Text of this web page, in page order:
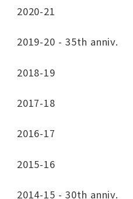
2020-21
2019-20 - 35th anniv.
2018-19
2017-18
2016-17
2015-16
2014-15 - 30th anniv.